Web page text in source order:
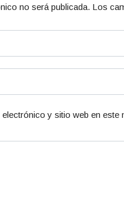
no será publicada. Los
y sitio web en